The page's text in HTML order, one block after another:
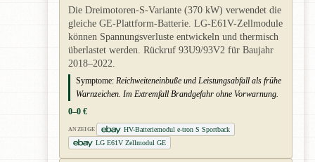
Die Dreimotoren-S-Variante (370 kW) verwendet die
gleiche GE-Plattform-Batterie. LG-E61V-Zellmodule
können Spannungsverluste entwickeln und thermisch
überlastet werden. Rückruf 93U9/93V2 für Baujahr
2018–2022.
Symptome: Reichweiteneinbuße und Leistungsabfall als frühe
Warnzeichen. Im Extremfall Brandgefahr ohne Vorwarnung.
0–0 €
ANZEIGE
HV-Batteriemodul e-tron S Sportback
LG E61V Zellmodul GE